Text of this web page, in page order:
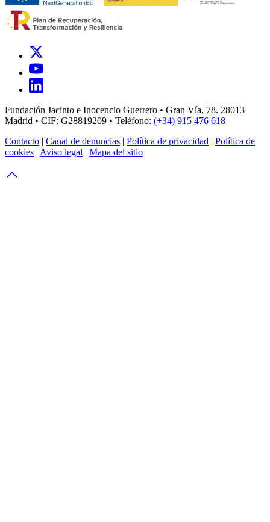
Fundación Jacinto e Inocencio Guerrero • Gran Vía, 78. 28013
Madrid • CIF: G28819209 • Teléfono: (+34) 915 476 618
Contacto | Canal de denuncias | Política de privacidad | Política de
cookies | Aviso legal | Mapa del sitio